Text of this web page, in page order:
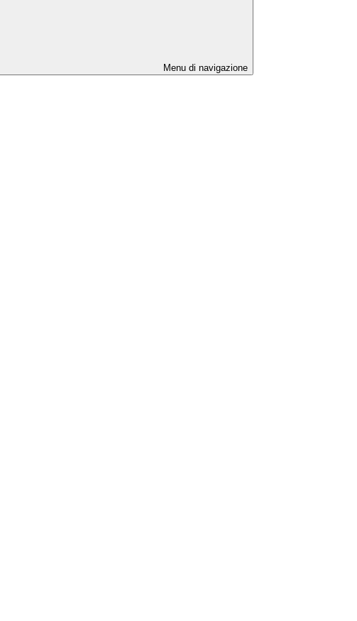
Menu di navigazione